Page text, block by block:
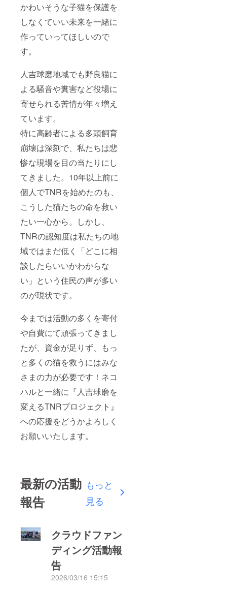
かわいそうな子猫を保護を
しなくていい未来を一緒に
作っていってほしいので
す。
人吉球磨地域でも野良猫に
よる騒音や糞害など役場に
寄せられる苦情が年々増え
ています。
特に高齢者による多頭飼育
崩壊は深刻で、私たちは悲
惨な現場を目の当たりにし
てきました。10年以上前に
個人でTNRを始めたのも、
こうした猫たちの命を救い
たい一心から。しかし、
TNRの認知度は私たちの地
域ではまだ低く「どこに相
談したらいいかわからな
い」という住民の声が多い
のが現状です。
今までは活動の多くを寄付
や自費にて頑張ってきまし
たが、資金が足りず、もっ
と多くの猫を救うにはみな
さまの力が必要です！ネコ
ハルと一緒に『人吉球磨を
変えるTNRプロジェクト』
への応援をどうかよろしく
お願いいたします。
最新の活動
報告
もっと
見る
クラウドファン
ディング活動報
告
2026/03/16 15:15